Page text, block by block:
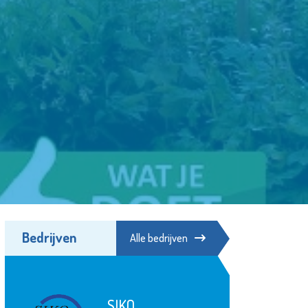
Bedrijven Alle bedrijven
Theater